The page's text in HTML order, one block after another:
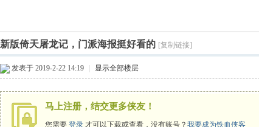
索
›
新版倚天屠龙记，门派海报挺好看的 [复制链接]
发表于 2019-2-22 14:19 显示全部楼层
马上注册，结交更多侠友！
您需要 登录 才可以下载或查看，没有账号？ 我要成为铁血侠客